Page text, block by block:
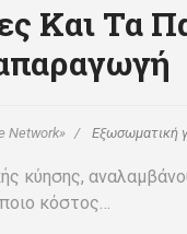
Και Τα
Network»
Εξωσωματική
κύησης,
κόστος…